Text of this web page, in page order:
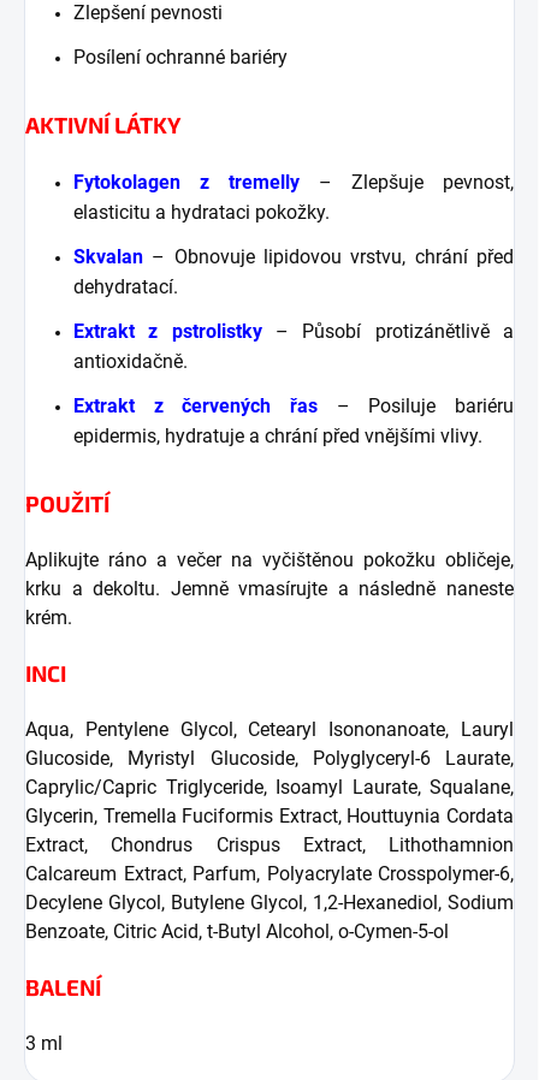
Zlepšení pevnosti
Posílení ochranné bariéry
AKTIVNÍ LÁTKY
Fytokolagen z tremelly – Zlepšuje pevnost,
elasticitu a hydrataci pokožky.
Skvalan – Obnovuje lipidovou vrstvu, chrání před
dehydratací.
Extrakt z pstrolistky– Působí protizánětlivě a
antioxidačně.
Extrakt z červených řas – Posiluje bariéru
epidermis, hydratuje a chrání před vnějšími vlivy.
POUŽITÍ
Aplikujte ráno a večer na vyčištěnou pokožku obličeje,
krku a dekoltu. Jemně vmasírujte a následně naneste
krém.
INCI
Aqua, Pentylene Glycol, Cetearyl Isononanoate, Lauryl
Glucoside, Myristyl Glucoside, Polyglyceryl-6 Laurate,
Caprylic/Capric Triglyceride, Isoamyl Laurate, Squalane,
Glycerin, Tremella Fuciformis Extract, Houttuynia Cordata
Extract, Chondrus Crispus Extract, Lithothamnion
Calcareum Extract, Parfum, Polyacrylate Crosspolymer-6,
Decylene Glycol, Butylene Glycol, 1,2-Hexanediol, Sodium
Benzoate, Citric Acid, t-Butyl Alcohol, o-Cymen-5-ol
BALENÍ
3 ml